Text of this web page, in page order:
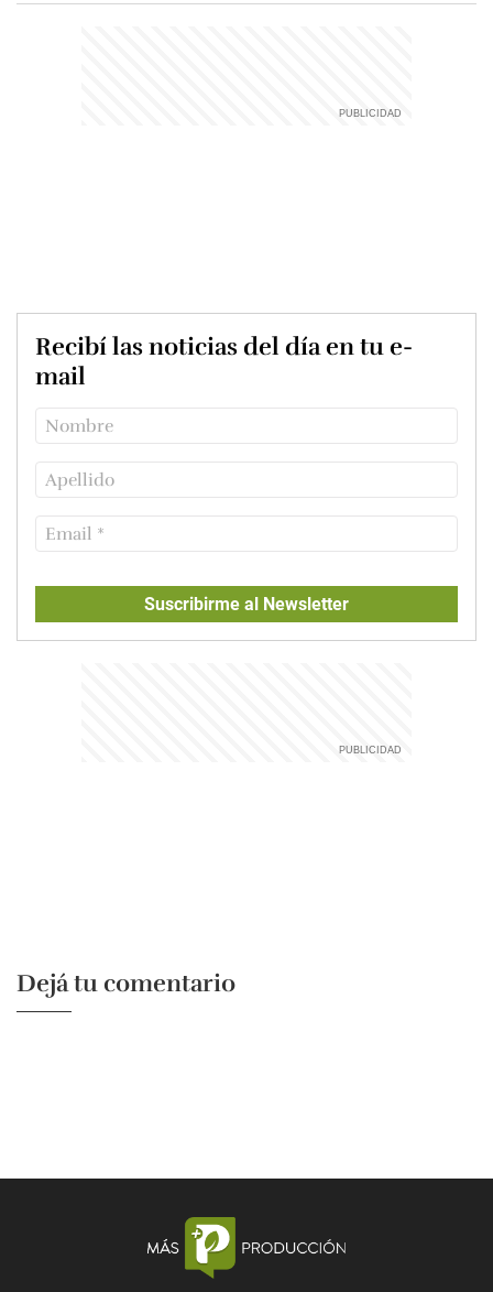
Recibí las noticias del día en tu e-
mail
Suscribirme al Newsletter
Dejá tu comentario